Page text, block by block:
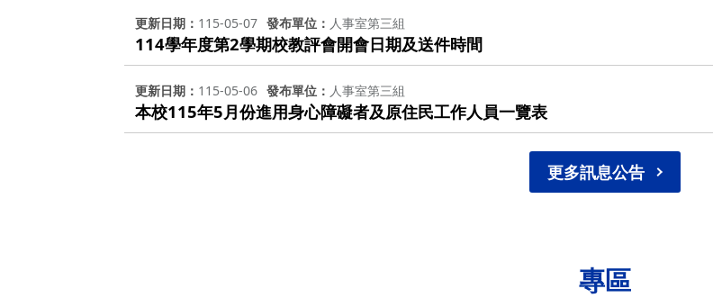
更新日期 115-05-07 發布單位 人事室第三組
114學年度第2學期校教評會開會日期及送件時間
更新日期 115-05-06 發布單位 人事室第三組
本校115年5月份進用身心障礙者及原住民工作人員一覽表
更多訊息公告
專區